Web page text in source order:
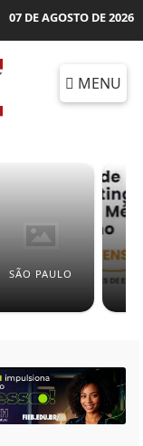
07 DE AGOSTO DE 2026
MENU
SÃO PAULO